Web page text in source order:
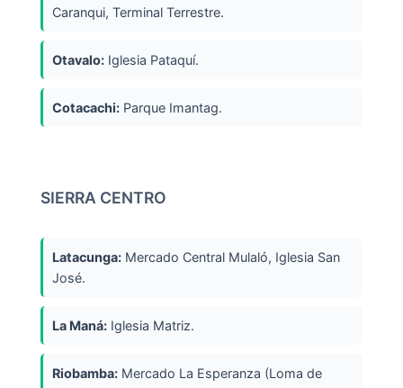
Caranqui, Terminal Terrestre.
Otavalo: Iglesia Pataquí.
Cotacachi: Parque Imantag.
SIERRA CENTRO
Latacunga: Mercado Central Mulaló, Iglesia San
José.
La Maná: Iglesia Matriz.
Riobamba: Mercado La Esperanza (Loma de